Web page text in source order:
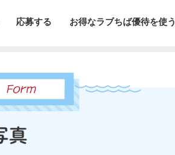
応募する お得なラブちば優待を使う